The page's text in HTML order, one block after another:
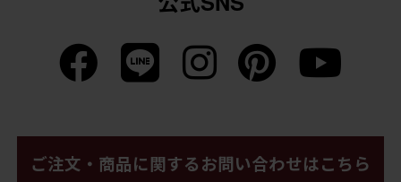
ご注文・商品に関するお問い合わせはこちら